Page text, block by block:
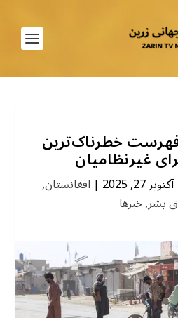
خطرناک‌ترین
غیرنظامیان
آکتوبر 27, 2025 | افغانستان,
بشر,خبرها